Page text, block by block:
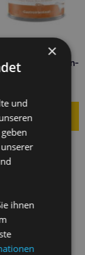
VD Hund Magen-
×
und
ihnen